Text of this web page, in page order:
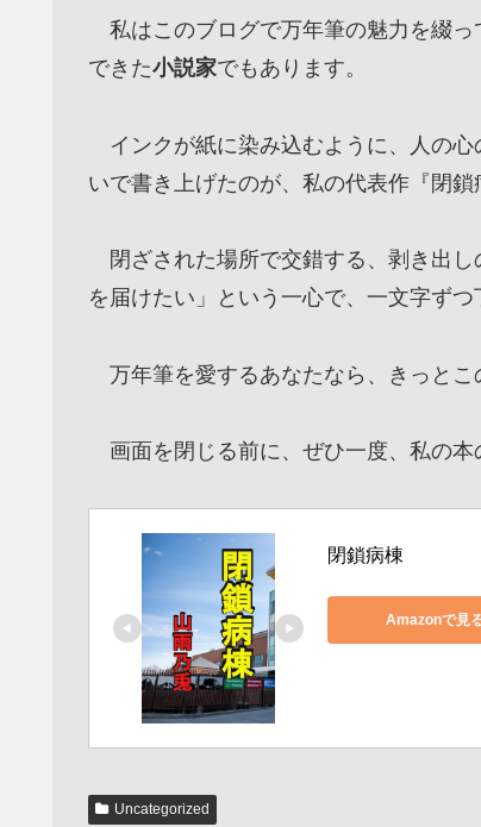
私はこのブログで万年筆の魅力を綴っ
できた小説家でもあります。
インクが紙に染み込むように、人の
いで書き上げたのが、私の代表作『閉鎖
閉ざされた場所で交錯する、剥き出し
を届けたい」という一心で、一文字ずつ
万年筆を愛するあなたなら、きっとこ
画面を閉じる前に、ぜひ一度、私の本
閉鎖病棟
Amazonで見
Uncategorized